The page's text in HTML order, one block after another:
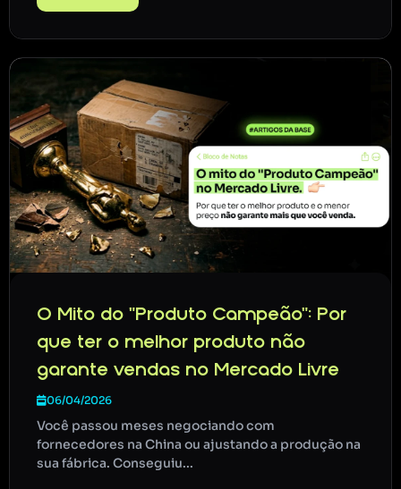
O Mito do "Produto Campeão": Por
que ter o melhor produto não
garante vendas no Mercado Livre
06/04/2026
Você passou meses negociando com
fornecedores na China ou ajustando a produção na
sua fábrica. Conseguiu...